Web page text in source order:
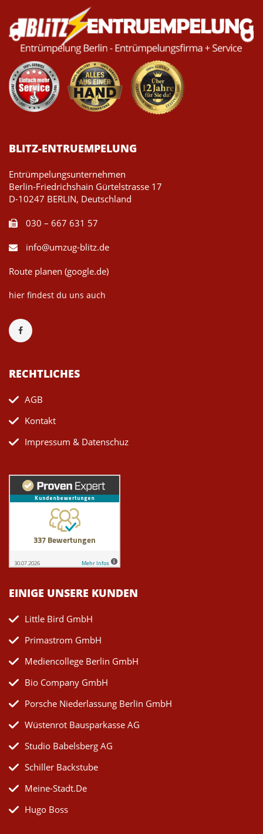
BLITZ-ENTRUEMPELUNG
Entrümpelungsunternehmen
Berlin-Friedrichshain Gürtelstrasse 17
D-10247 BERLIN, Deutschland
030 – 667 631 57
info@umzug-blitz.de
Route planen (google.de)
hier findest du uns auch
RECHTLICHES
AGB
Kontakt
Impressum & Datenschuz
EINIGE UNSERE KUNDEN
Little Bird GmbH
Primastrom GmbH
Mediencollege Berlin GmbH
Bio Company GmbH
Porsche Niederlassung Berlin GmbH
Wüstenrot Bausparkasse AG
Studio Babelsberg AG
Schiller Backstube
Meine-Stadt.de
Hugo Boss